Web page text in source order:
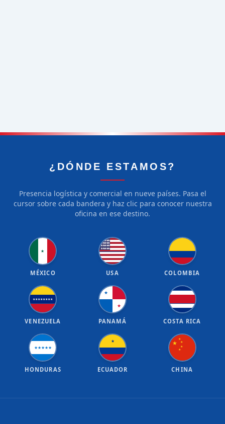
¿DÓNDE ESTAMOS?
Presencia logística y comercial en nueve países. Pasa el
cursor sobre cada bandera y haz clic para conocer nuestra
oficina en ese destino.
★
MÉXICO
★★★★★
★★★★★
★★★★★
★★★★★
USA COLOMBIA
★★★★★★★★
VENEZUELA
★
★
PANAMÁ COSTA RICA
★★★★★
HONDURAS
★
ECUADOR
★
★
★
★
★
CHINA